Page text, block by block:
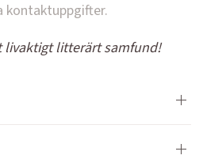
kontaktuppgifter.
livaktigt litterärt samfund!